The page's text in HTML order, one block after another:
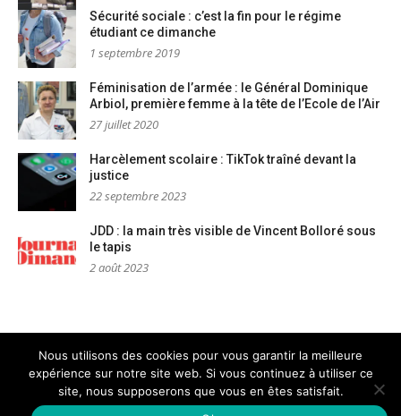
Sécurité sociale : c’est la fin pour le régime
étudiant ce dimanche
1 septembre 2019
Féminisation de l’armée : le Général Dominique
Arbiol, première femme à la tête de l’Ecole de l’Air
27 juillet 2020
Harcèlement scolaire : TikTok traîné devant la
justice
22 septembre 2023
JDD : la main très visible de Vincent Bolloré sous
le tapis
2 août 2023
Mentions légales
Nous contacter
Copyright © PM Dignités - L'info sociale, solidaire et engagée–
Nous utilisons des cookies pour vous garantir la meilleure
expérience sur notre site web. Si vous continuez à utiliser ce
site, nous supposerons que vous en êtes satisfait.